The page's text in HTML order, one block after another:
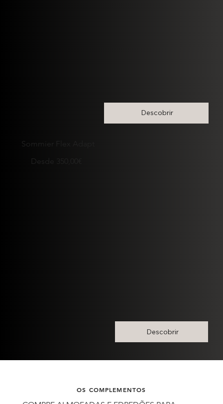
Descobrir
Sommier Flex Adapt
Desde 350,00€
Descobrir
OS COMPLEMENTOS